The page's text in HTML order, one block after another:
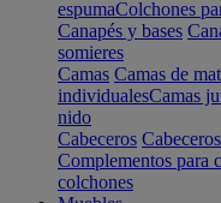
espumaColchones
Canapés y bases
somieres
Camas Camas de
individualesCamas
nido
Cabeceros
Complementos para
colchones